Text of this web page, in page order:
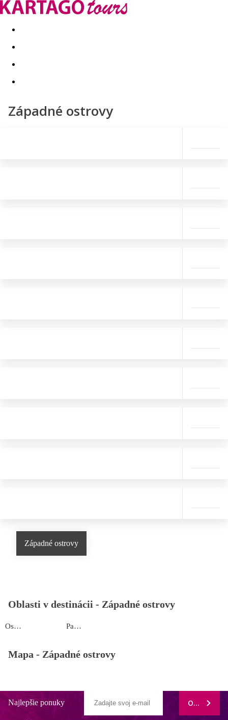
Last minute Dovolenkové kluby
Západné ostrovy
Západné ostrovy
Oblasti v destinácii - Západné ostrovy
Ostrov Uson Palawan
Mapa - Západné ostrovy
Najlepšie ponuky ODOBERAŤ